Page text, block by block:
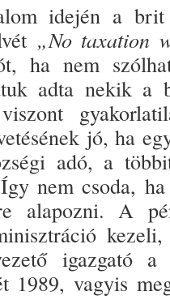
idején a brit
„No taxation
ha nem
adta nekik a
jó, ha
adó, a
nem csoda,
alapozni. A
igazgató a
1989, vagyis